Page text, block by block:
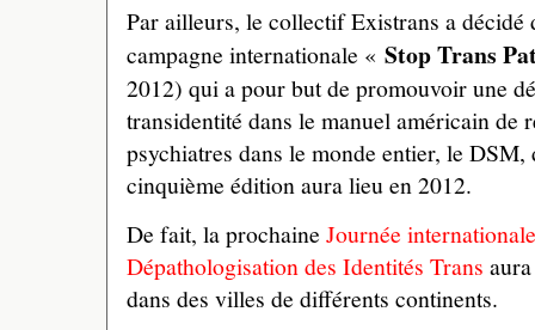
Par ailleurs, le collectif Existrans a décidé
campagne internationale « Stop Trans
2012) qui a pour but de promouvoir une
transidentité dans le manuel américain de
psychiatres dans le monde entier, le
cinquième édition aura lieu en 2012.
De fait, la prochaine Journée
Dépathologisation des Identités Trans
dans des villes de différents continents.